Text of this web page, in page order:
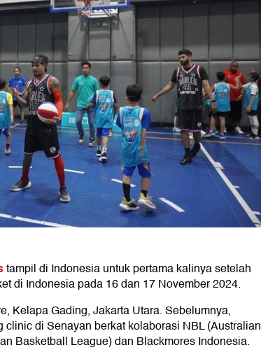
tampil di Indonesia untuk pertama kalinya setelah
di Indonesia pada 16 dan 17 November 2024.
Kelapa Gading, Jakarta Utara. Sebelumnya,
di Senayan berkat kolaborasi NBL (Australian
Basketball League) dan Blackmores Indonesia.